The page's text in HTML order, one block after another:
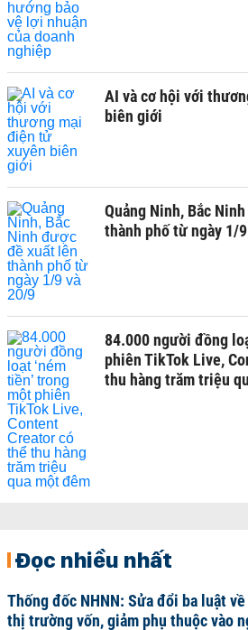
AI và cơ hội với
biên giới
Quảng Ninh, Bắc
thành phố từ ngày 1/
84.000 người đồng
phiên TikTok Live,
thu hàng trăm triệu
Đọc nhiều nhất
Thống đốc NHNN: Sửa đổi ba luật
thị trường vốn, giảm phụ thuộc vào